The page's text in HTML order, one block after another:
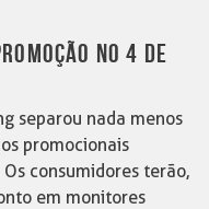
NO 4 DE
separou nada menos
promocionais
consumidores terão,
em monitores